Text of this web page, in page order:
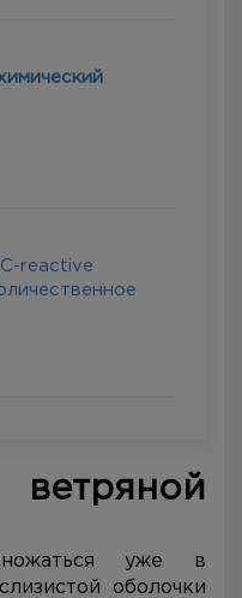
reactive
уже в
оболочки